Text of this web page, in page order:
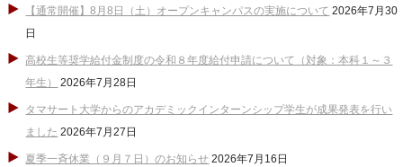
【通常開催】8月8日（土）オープンキャンパスの実施について 2026年7月30
日
高校生等奨学給付金制度の令和８年度給付申請について（対象：本科１～３
年生）
2026年7月28日
タマサート大学からのアカデミックインターンシップ学生が成果発表を行い
ました 2026年7月27日
夏季一斉休業（９月７日）のお知らせ 2026年7月16日